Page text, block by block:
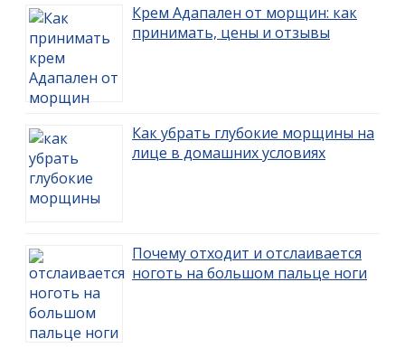
Крем Адапален от морщин: как
принимать, цены и отзывы
Как убрать глубокие морщины на
лице в домашних условиях
Почему отходит и отслаивается
ноготь на большом пальце ноги